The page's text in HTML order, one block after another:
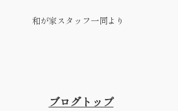
和が家スタッフ一同より
ブログトップ